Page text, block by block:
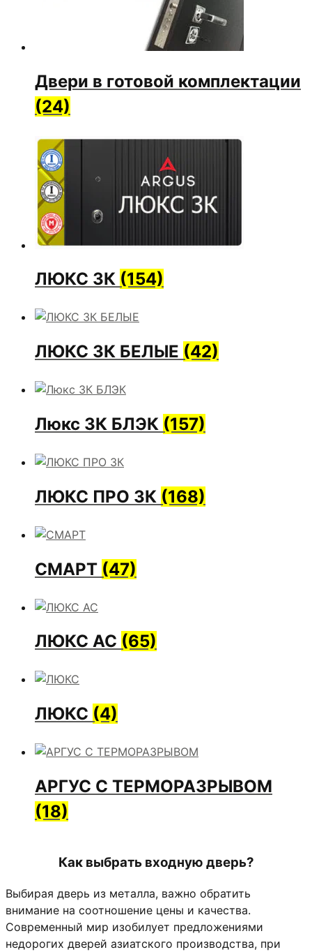
Двери в готовой комплектации
(24)
ЛЮКС 3К (154)
ЛЮКС 3К БЕЛЫЕ (42)
Люкс 3К БЛЭК (157)
ЛЮКС ПРО 3К (168)
СМАРТ (47)
ЛЮКС АС (65)
ЛЮКС (4)
АРГУС С ТЕРМОРАЗРЫВОМ
(18)
Как выбрать входную дверь?
Выбирая дверь из металла, важно обратить
внимание на соотношение цены и качества.
Современный мир изобилует предложениями
недорогих дверей азиатского производства, при